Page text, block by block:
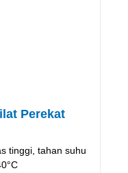
Perekat
tinggi, tahan suhu